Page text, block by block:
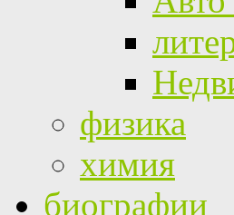
физика
химия
биографии